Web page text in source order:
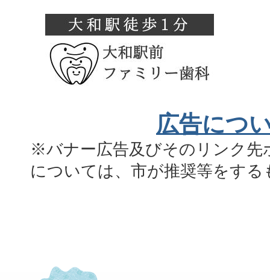
広告につ
※バナー広告及びそのリンク先
については、市が推奨等をす